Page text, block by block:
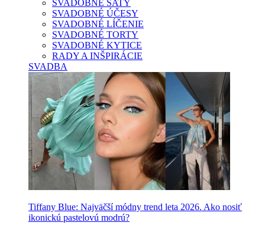
SVADOBNÉ ŠATY
SVADOBNÉ ÚČESY
SVADOBNÉ LÍČENIE
SVADOBNÉ TORTY
SVADOBNÉ KYTICE
RADY A INŠPIRÁCIE
SVADBA
Tiffany Blue: Najväčší módny trend leta 2026. Ako nosiť
ikonickú pastelovú modrú?